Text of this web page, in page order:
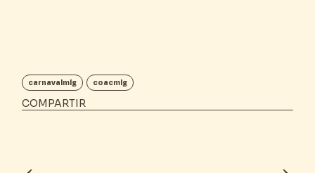
carnavalmlg coacmlg
COMPARTIR